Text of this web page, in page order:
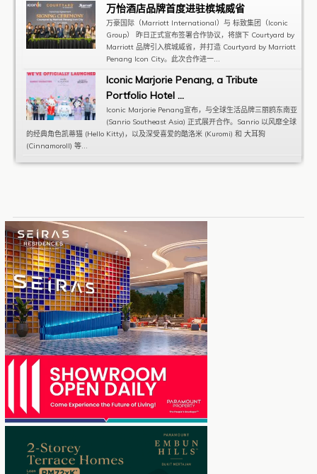
万怡酒店品牌首度进驻槟城威省
万豪国际（Marriott International）与 标致集团（Iconic
Group） 昨日正式宣布签署合作协议，将旗下 Courtyard by
Marriott 品牌引入槟城威省，并打造 Courtyard by Marriott
Penang Icon City。此次合作进一...
Iconic Marjorie Penang, a Tribute
Portfolio Hotel ...
Iconic Marjorie Penang宣布，与全球生活品牌三丽鸥东南亚
(Sanrio Southeast Asia) 正式展开合作。Sanrio 以风靡全球
的经典角色凯蒂猫 (Hello Kitty)，以及深受喜爱的酷洛米 (Kuromi) 和 大耳狗
(Cinnamoroll) 等...